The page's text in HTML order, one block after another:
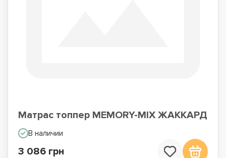
Матрас топпер MEMORY-MIX ЖАККАРД
В наличии
3 086 грн